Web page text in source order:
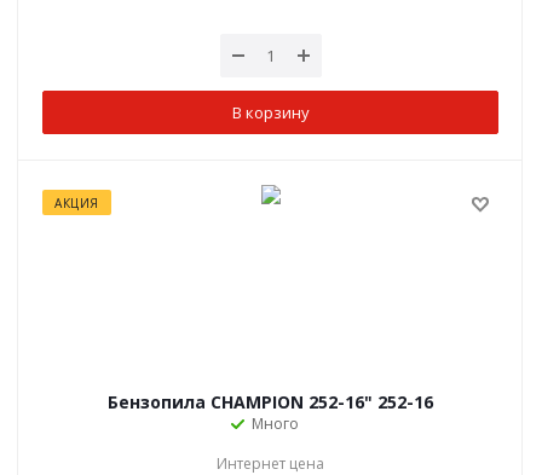
В корзину
АКЦИЯ
Бензопила CHAMPION 252-16" 252-16
Много
Интернет цена